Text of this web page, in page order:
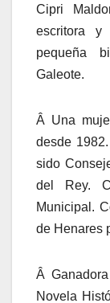
Cipri
escritora y
pequeña
Galeote.
Â Una
desde
sido
del Rey.
Municipal.
de Henares
Â
Novela